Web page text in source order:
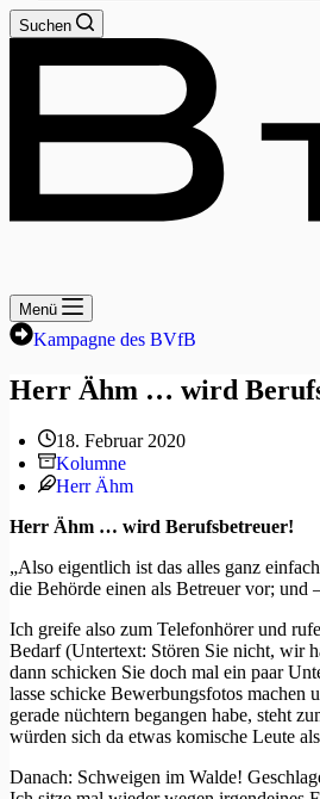
Suchen
Menü
Kampagne des BVfB
Herr Ähm … wird
18. Februar 2020
Kolumne
Herr Ähm
Herr Ähm … wird Berufsbetreuer!
„Also eigentlich ist das alles ganz
die Behörde einen als Betreuer vor; und
Ich greife also zum Telefonhörer und
Bedarf (Untertext: Stören Sie nicht, wir
dann schicken Sie doch mal ein paar
lasse schicke Bewerbungsfotos machen
gerade nüchtern begangen habe, steht
würden sich da etwas komische Leute
Danach: Schweigen im Walde!